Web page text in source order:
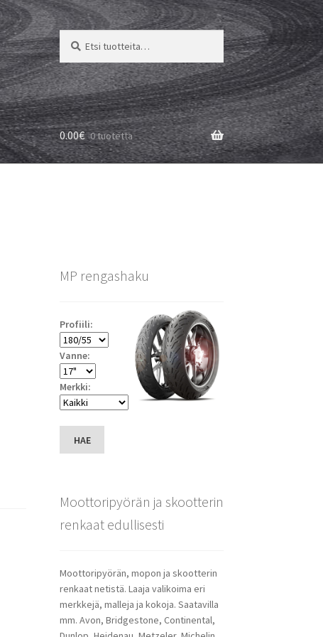
Etsi:
Haku
0.00€ 0 tuotetta
MP rengashaku
Profiili:
Vanne:
Merkki:
HAE
Moottoripyörän ja skootterin
renkaat edullisesti
Moottoripyörän, mopon ja skootterin
renkaat netistä. Laaja valikoima eri
merkkejä, malleja ja kokoja. Saatavilla
mm. Avon, Bridgestone, Continental,